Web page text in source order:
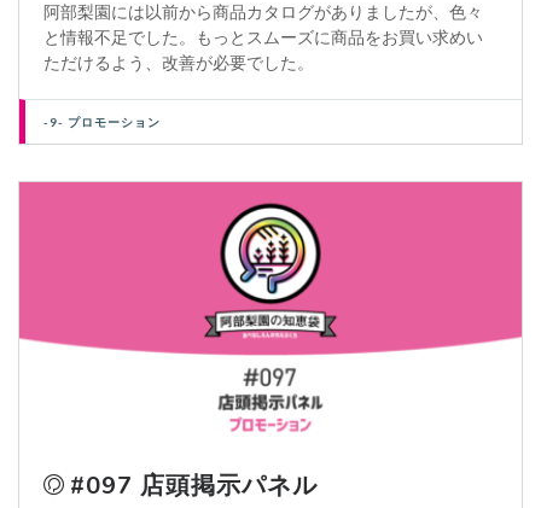
阿部梨園には以前から商品カタログがありましたが、色々
と情報不足でした。もっとスムーズに商品をお買い求めい
ただけるよう、改善が必要でした。
-9- プロモーション
#097 店頭掲示パネル